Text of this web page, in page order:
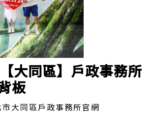
大同區】戶政事務所
板
大同區戶政事務所官網